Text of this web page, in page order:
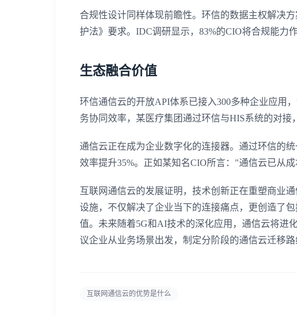
合规性设计同样体现前瞻性。环信的数据主权解决
护法》要求。IDC调研显示，83%的CIO将合规能力
生态融合价值
环信通信云的开放API体系已接入300多种企业应用
务协同效率，某医疗集团通过环信与HIS系统的对接
通信云正在成为企业数字化的连接器。通过环信的
效率提升35%。正如某知名CIO所言："通信云已从
互联网通信云的发展证明，技术创新正在重塑商业
设施，不仅解决了企业当下的连接痛点，更创造了
值。未来随着5G和AI技术的深化应用，通信云将进
议企业从业务场景出发，制定分阶段的通信云迁移路
互联网通信云的优势是什么